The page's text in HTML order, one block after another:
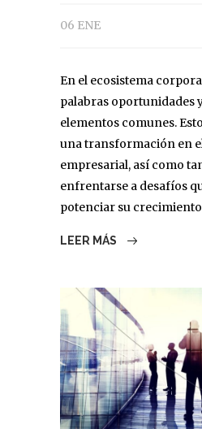
06 ENE
En el ecosistema
palabras oportunidades
elementos comunes.
una transformación en
empresarial, así como
enfrentarse a desafíos
potenciar su
LEER MÁS